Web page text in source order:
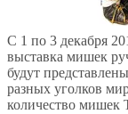
С 1 по 3 декабря
выставка мишек
будут
разных уголков
количество мишек